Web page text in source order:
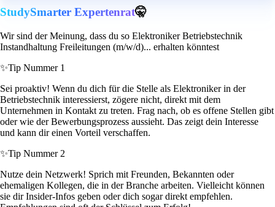
StudySmarter Expertenrat🤫
Wir sind der Meinung, dass du so Elektroniker Betriebstechnik
Instandhaltung Freileitungen (m/w/d)... erhalten könntest
✨Tip Nummer 1
Sei proaktiv! Wenn du dich für die Stelle als Elektroniker in der
Betriebstechnik interessierst, zögere nicht, direkt mit dem
Unternehmen in Kontakt zu treten. Frag nach, ob es offene Stellen gibt
oder wie der Bewerbungsprozess aussieht. Das zeigt dein Interesse
und kann dir einen Vorteil verschaffen.
✨Tip Nummer 2
Nutze dein Netzwerk! Sprich mit Freunden, Bekannten oder
ehemaligen Kollegen, die in der Branche arbeiten. Vielleicht können
sie dir Insider-Infos geben oder dich sogar direkt empfehlen.